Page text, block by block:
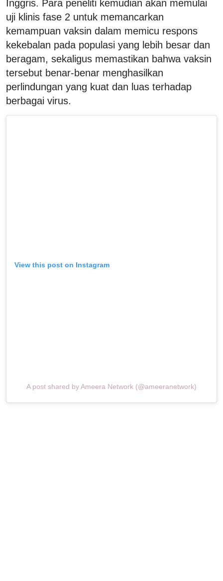
Inggris. Para peneliti kemudian akan memulai
uji klinis fase 2 untuk memancarkan
kemampuan vaksin dalam memicu respons
kekebalan pada populasi yang lebih besar dan
beragam, sekaligus memastikan bahwa vaksin
tersebut benar-benar menghasilkan
perlindungan yang kuat dan luas terhadap
berbagai virus.
View this post on Instagram
A post shared by Ameera Network (@ameeranetwork)